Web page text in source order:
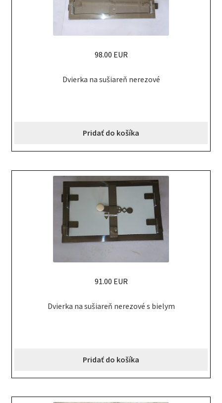
Dvierka na sušiareň nerezové
98.00 EUR
Pridať do košíka
Dvierka na sušiareň nerezové s bielym
91.00 EUR
Pridať do košíka